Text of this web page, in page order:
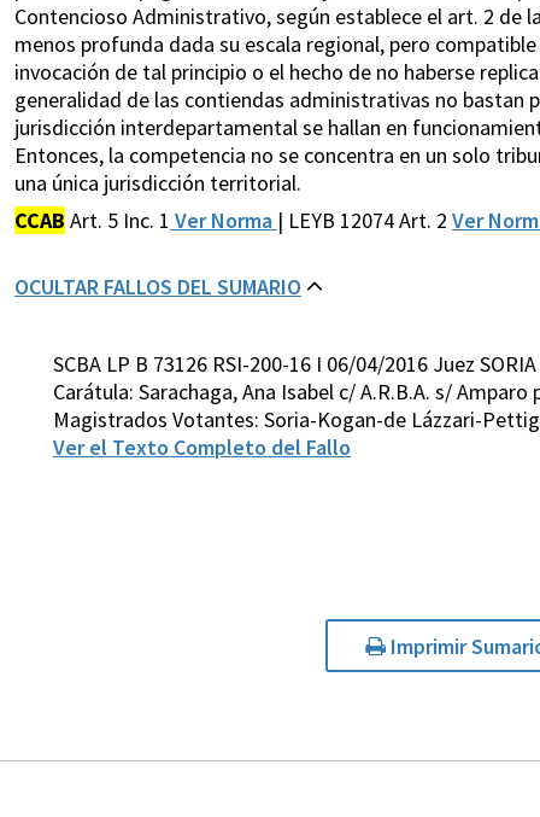
Contencioso Administrativo, según establece el art. 2 de
menos profunda dada su escala regional, pero
invocación de tal principio o el hecho de no haberse
generalidad de las contiendas administrativas no bastan
jurisdicción interdepartamental se hallan en
Entonces, la competencia no se concentra en un solo
una única jurisdicción territorial.
CCAB Art. 5 Inc. 1 Ver Norma | LEYB 12074 Art. 2 Ver
OCULTAR FALLOS DEL SUMARIO
SCBA LP B 73126 RSI-200-16 I 06/04/2016 Juez SORIA
Carátula: Sarachaga, Ana Isabel c/ A.R.B.A. s/
Magistrados Votantes: Soria-Kogan-de Lázzari-
Ver el Texto Completo del Fallo
Imprimir